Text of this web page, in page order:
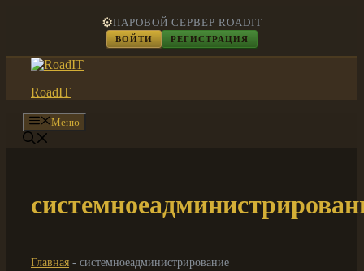
⚙️ПАРОВОЙ СЕРВЕР ROADIT
ВОЙТИ РЕГИСТРАЦИЯ
RoadIT
Меню
Главная - системноеадминистрирование